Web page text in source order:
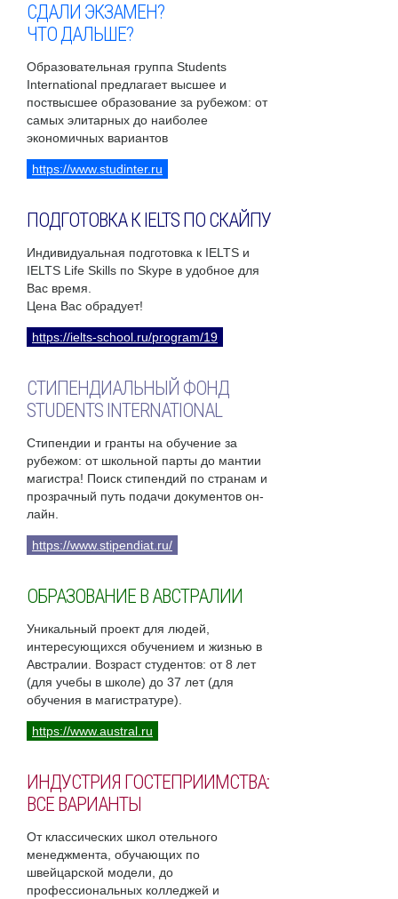
СДАЛИ ЭКЗАМЕН?
ЧТО ДАЛЬШЕ?
Образовательная группа Students
International предлагает высшее и
поствысшее образование за рубежом: от
самых элитарных до наиболее
экономичных вариантов
https://www.studinter.ru
ПОДГОТОВКА К IELTS ПО СКАЙПУ
Индивидуальная подготовка к IELTS и
IELTS Life Skills по Skype в удобное для
Вас время.
Цена Вас обрадует!
https://ielts-school.ru/program/19
СТИПЕНДИАЛЬНЫЙ ФОНД
STUDENTS INTERNATIONAL
Стипендии и гранты на обучение за
рубежом: от школьной парты до мантии
магистра! Поиск стипендий по странам и
прозрачный путь подачи документов он-
лайн.
https://www.stipendiat.ru/
ОБРАЗОВАНИЕ В АВСТРАЛИИ
Уникальный проект для людей,
интересующихся обучением и жизнью в
Австралии. Возраст студентов: от 8 лет
(для учебы в школе) до 37 лет (для
обучения в магистратуре).
https://www.austral.ru
ИНДУСТРИЯ ГОСТЕПРИИМСТВА:
ВСЕ ВАРИАНТЫ
От классических школ отельного
менеджмента, обучающих по
швейцарской модели, до
профессиональных колледжей и